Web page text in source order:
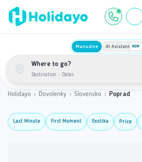
Manuálne AI Asistent NEW
Where to go?
Destination • Dates
Holidayo › Dovolenky › Slovensko › Poprad
Last Minute First Moment Exotika Price